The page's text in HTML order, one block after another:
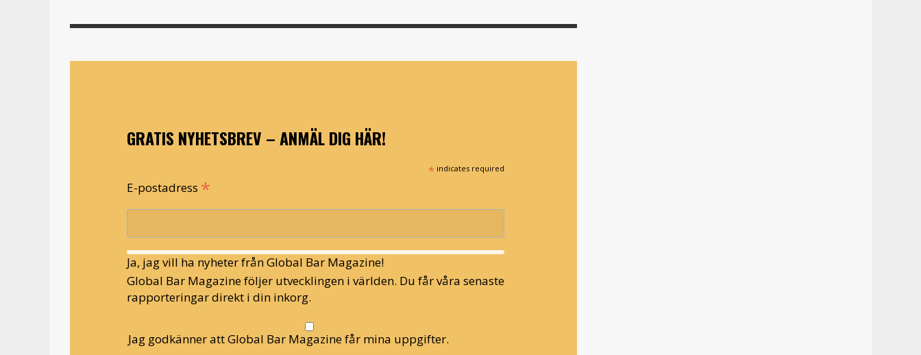
GRATIS NYHETSBREV – ANMÄL DIG HÄR!
* indicates required
E-postadress *
Ja, jag vill ha nyheter från Global Bar Magazine!
Global Bar Magazine följer utvecklingen i världen. Du får våra senaste
rapporteringar direkt i din inkorg.
Jag godkänner att Global Bar Magazine får mina uppgifter.